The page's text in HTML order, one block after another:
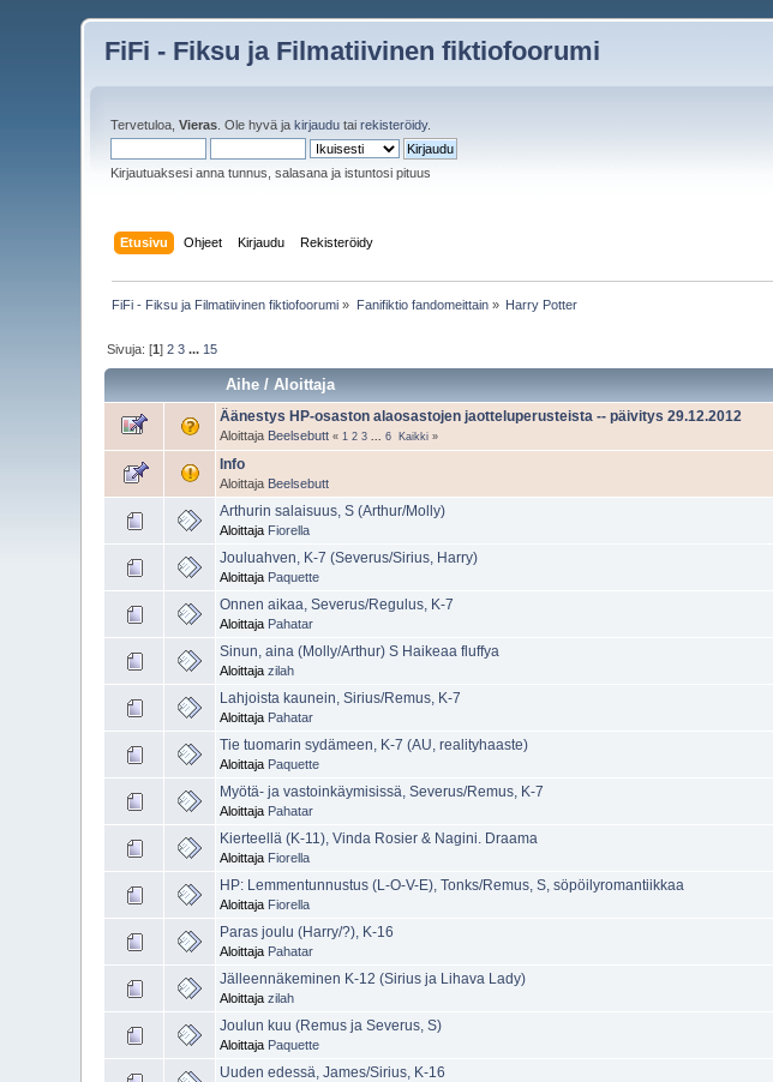
FiFi - Fiksu ja Filmatiivinen fiktiofoorumi
Tervetuloa,Vieras . Ole hyvä jakirjaudu tairekisteröidy.
Kirjautuaksesi anna tunnus, salasana ja istuntosi pituus
Etusivu Ohjeet Kirjaudu Rekisteröidy
FiFi - Fiksu ja Filmatiivinen fiktiofoorumi » Fanifiktio fandomeittain» Harry Potter
Sivuja: [1]2 3 ... 15
Aihe /Aloittaja
Äänestys HP-osaston alaosastojen jaotteluperusteista -- päivitys 29.12.2012
Aloittaja Beelsebutt « 1 2 3 ...6 Kaikki »
Info
Aloittaja Beelsebutt
Arthurin salaisuus, S (Arthur/Molly)
Aloittaja Fiorella
Jouluahven, K-7 (Severus/Sirius, Harry)
Aloittaja Paquette
Onnen aikaa, Severus/Regulus, K-7
Aloittaja Pahatar
Sinun, aina (Molly/Arthur) S Haikeaa fluffya
Aloittajazilah
Lahjoista kaunein, Sirius/Remus, K-7
Aloittaja Pahatar
Tie tuomarin sydämeen, K-7 (AU, realityhaaste)
Aloittaja Paquette
Myötä- ja vastoinkäymisissä, Severus/Remus, K-7
Aloittaja Pahatar
Kierteellä (K-11), Vinda Rosier & Nagini. Draama
Aloittaja Fiorella
HP: Lemmentunnustus (L-O-V-E), Tonks/Remus, S, söpöilyromantiikkaa
Aloittaja Fiorella
Paras joulu (Harry/?), K-16
Aloittaja Pahatar
Jälleennäkeminen K-12 (Sirius ja Lihava Lady)
Aloittajazilah
Joulun kuu (Remus ja Severus, S)
Aloittaja Paquette
Uuden edessä, James/Sirius, K-16